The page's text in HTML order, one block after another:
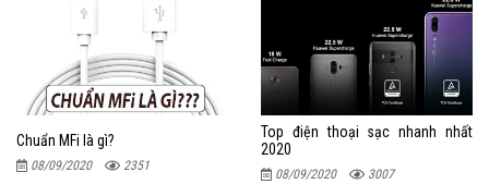
Chuẩn MFi là gì?
08/09/2020 2351
Top điện thoại sạc nhanh nhất
2020
08/09/2020 3007